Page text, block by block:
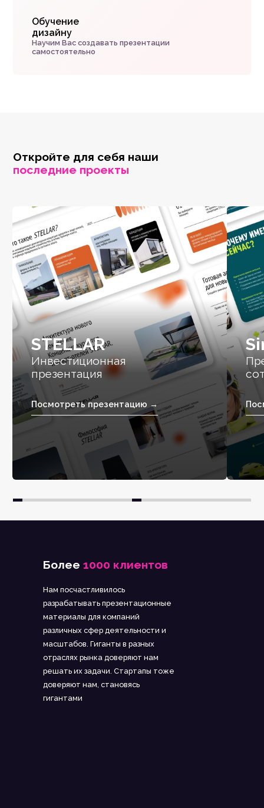
Обучение
дизайну
Научим Вас создавать презентации
самостоятельно
Откройте для себя наши
последние проекты
STELLAR
Инвестиционная
презентация
Посмотреть презентацию →
Более 1000 клиентов
Нам посчастливилось
разрабатывать презентационные
материалы для компаний
различных сфер деятельности и
масштабов. Гиганты в разных
отраслях рынка доверяют нам
решать их задачи. Стартапы тоже
доверяют нам, становясь
гигантами